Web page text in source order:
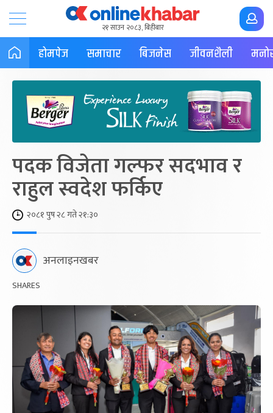
२१ साउन २०८३, बिहीबार
होमपेज समाचार बिजनेस जीवनशैली
पदक विजेता गल्फर सदभाव र
राहुल स्वदेश फर्किए
२०८१ पुष २८ गते २१:३०
अनलाइनखबर
SHARES